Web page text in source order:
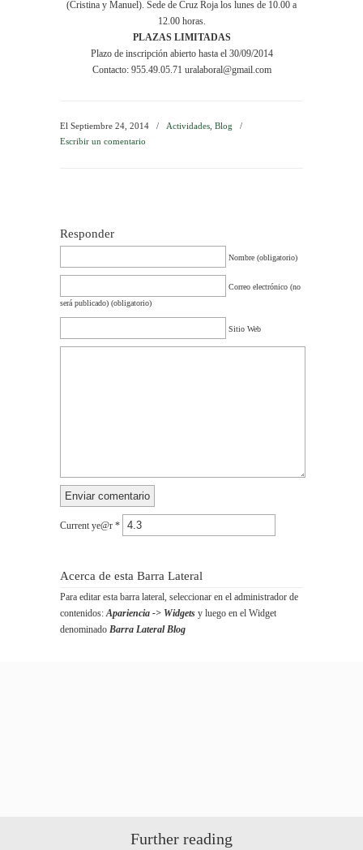
(Cristina y Manuel). Sede de Cruz Roja los lunes de 10.00 a
12.00 horas.
PLAZAS LIMITADAS
Plazo de inscripción abierto hasta el 30/09/2014
Contacto: 955.49.05.71 uralaboral@gmail.com
El Septiembre 24, 2014 / Actividades Blog
/
Escribir un comentario
Responder
Nombre (obligatorio)
Correo electrónico (no
será publicado) (obligatorio)
Sitio Web
Current ye@r *
Acerca de esta Barra Lateral
Para editar esta barra lateral, seleccionar en el administrador de
contenidos:Apariencia -> Widgets y luego en el Widget
denominado Barra Lateral Blog
Further reading